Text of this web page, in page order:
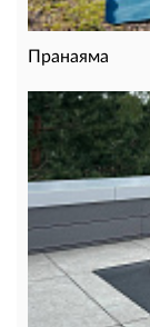
Пранаяма